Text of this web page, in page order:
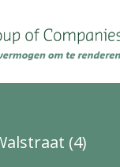
(4)